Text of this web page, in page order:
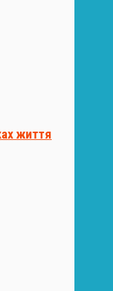
життя